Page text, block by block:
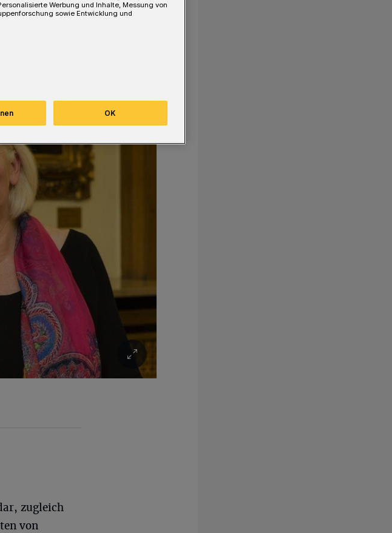
zugleich
von
Werbung und Inhalte, Messung von
sowie Entwicklung und
OK